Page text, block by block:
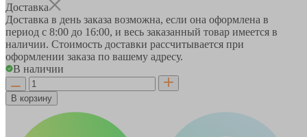
Доставка
Доставка в день заказа возможна, если она оформлена в
период с 8:00 до 16:00, и весь заказанный товар имеется в
наличии. Стоимость доставки рассчитывается при
оформлении заказа по вашему адресу.
В наличии
В корзину